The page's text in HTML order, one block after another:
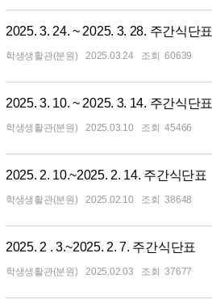
2025. 3. 24. ~ 2025. 3. 28. 주간식단표
학생생활관(분원) 2025.03.24 60639
2025. 3. 10. ~ 2025. 3. 14. 주간식단표
학생생활관(분원) 2025.03.10 45466
2025. 2. 10.~2025. 2. 14. 주간식단표
학생생활관(분원) 2025.02.10 38648
2025. 2 . 3.~2025. 2. 7. 주간식단표
학생생활관(분원) 2025.02.03 37677